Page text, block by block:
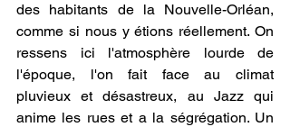
des habitants de la Nouvelle-Orléan,
comme si nous y étions réellement. On
ressens ici l'atmosphère lourde de
l'époque, l'on fait face au climat
pluvieux et désastreux, au Jazz qui
anime les rues et a la ségrégation. Un